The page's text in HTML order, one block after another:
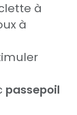
à
à
passepoil